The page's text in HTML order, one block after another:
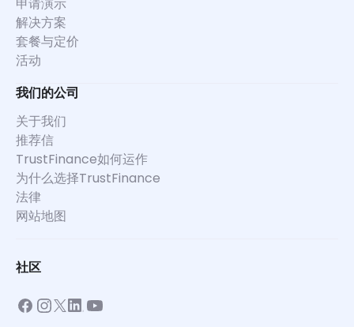
解决方案
套餐与定价
活动
我们的公司
关于我们
推荐信
TrustFinance如何运作
为什么选择TrustFinance
法律
网站地图
社区